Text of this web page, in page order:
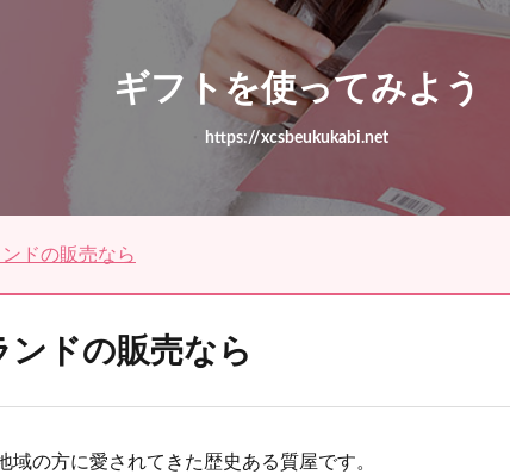
ギフトを使ってみよう
https://xcsbeukukabi.net
ドの販売なら
ンドの販売なら
の方に愛されてきた歴史ある質屋です。